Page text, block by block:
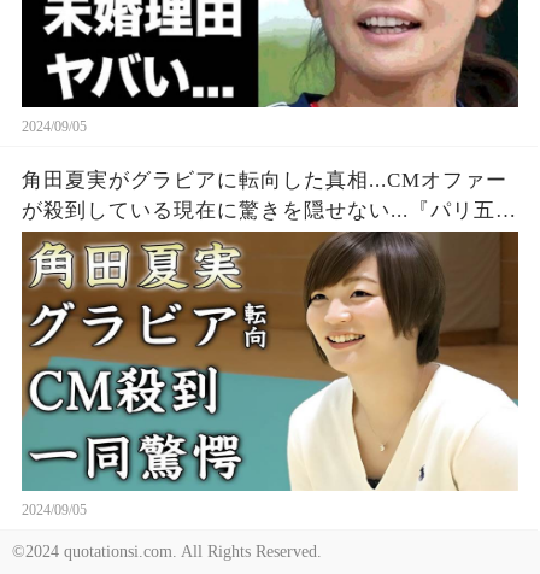
2024/09/05
角田夏実がグラビアに転向した真相...CMオファー
が殺到している現在に驚きを隠せない...『パリ五
輪』で金メダルを獲得した女子柔道選手の結婚に
ついて語った言葉に耳を疑った...
2024/09/05
©2024 quotationsi.com. All Rights Reserved.